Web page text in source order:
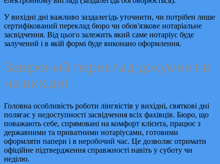
У вихідні дні важливо заздалегідь уточнити, чи потрібен лише
сертифікований переклад бюро чи обов'язкове нотаріальне
засвідчення. Від цього залежить який саме нотаріус буде
залучений і в якій формі буде виконано оформлення.
Завірений переклад документів
на вихідні
Головна особливість роботи лінгвістів у вихідні, святкові дні
полягає у недоступності засвідчення всіх фахівців. Бюро, що
поважають себе, спрямовані на комфорт клієнта, працює з
державними та приватними нотаріусами, готовими
оформляти папери і в неробочий час. Це дозволяє отримати
офіційне підтвердження справжності навіть у суботу чи
неділю.